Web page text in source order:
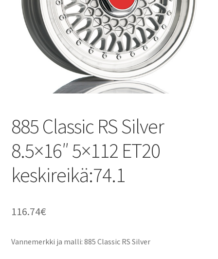
885 Classic RS Silver
8.5×16″ 5×112 ET20
keskireikä:74.1
116.74€
Vannemerkki ja malli: 885 Classic RS Silver